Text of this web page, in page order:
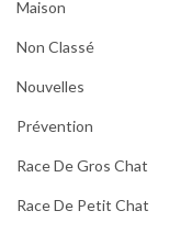
Maison
Non Classé
Nouvelles
Prévention
Race De Gros Chat
Race De Petit Chat